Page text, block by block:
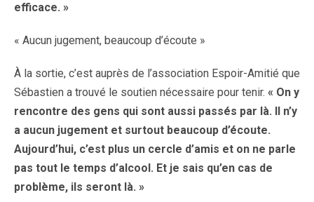
efficace. »
« Aucun jugement, beaucoup d’écoute »
À la sortie, c’est auprès de l’association Espoir-Amitié que
Sébastien a trouvé le soutien nécessaire pour tenir. « On y
rencontre des gens qui sont aussi passés par là. Il n’y
a aucun jugement et surtout beaucoup d’écoute.
Aujourd’hui, c’est plus un cercle d’amis et on ne parle
pas tout le temps d’alcool. Et je sais qu’en cas de
problème, ils seront là. »